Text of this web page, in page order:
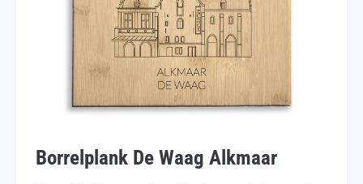
Borrelplank De Waag Alkmaar